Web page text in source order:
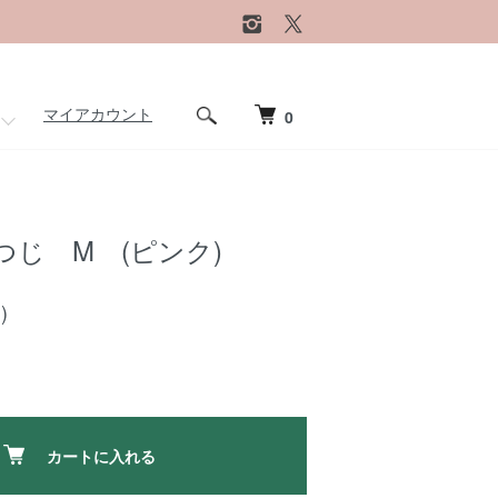
マイアカウント 0
じ M (ピンク)
カートに入れる